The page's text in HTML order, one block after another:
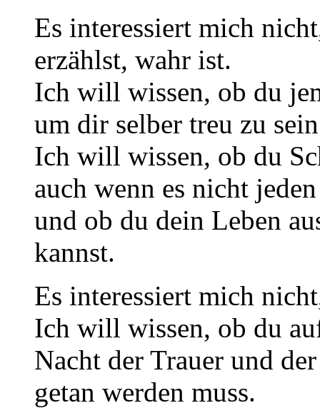
Es interessiert mich
erzählst, wahr ist.
Ich will wissen, ob du
um dir selber treu zu
Ich will wissen, ob du
auch wenn es nicht
und ob du dein Leben
kannst.
Es interessiert mich
Ich will wissen, ob du
Nacht der Trauer und
getan werden muss.